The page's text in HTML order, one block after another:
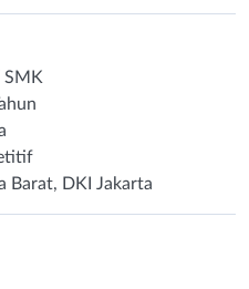
SMK
Barat, DKI Jakarta